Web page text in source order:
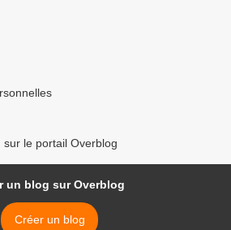
le portail Overblog
un blog sur Overblog
Créer un blog